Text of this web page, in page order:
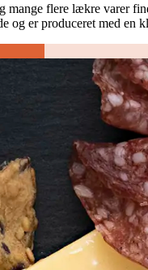
flere lækre varer
og er produceret med